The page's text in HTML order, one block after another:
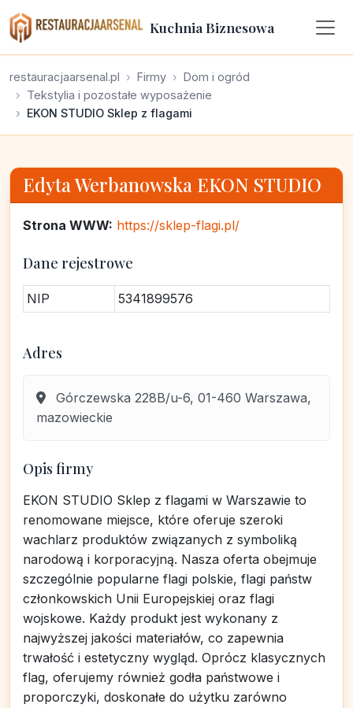
Kuchnia Biznesowa
restauracjaarsenal.pl Firmy
Dom i ogród
Tekstylia i pozostałe wyposażenie
EKON STUDIO Sklep z flagami
Edyta Werbanowska EKON STUDIO
Strona WWW: https://sklep-flagi.pl/
Dane rejestrowe
NIP 5341899576
Adres
Górczewska 228B/u-6, 01-460 Warszawa,
mazowieckie
Opis firmy
EKON STUDIO Sklep z flagami w Warszawie to
renomowane miejsce, które oferuje szeroki
wachlarz produktów związanych z symboliką
narodową i korporacyjną. Nasza oferta obejmuje
szczególnie popularne flagi polskie, flagi państw
członkowskich Unii Europejskiej oraz flagi
wojskowe. Każdy produkt jest wykonany z
najwyższej jakości materiałów, co zapewnia
trwałość i estetyczny wygląd. Oprócz klasycznych
flag, oferujemy również godła państwowe i
proporczyki, doskonałe do użytku zarówno